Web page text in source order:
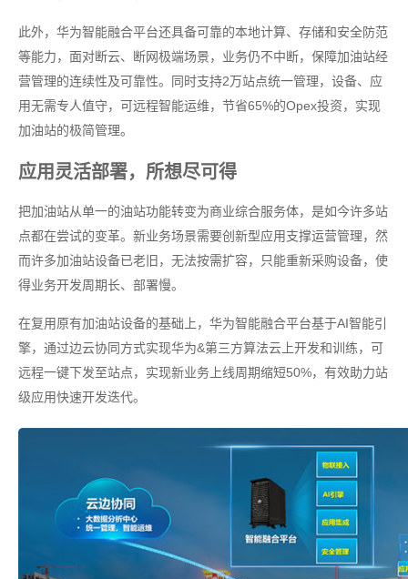
此外，华为智能融合平台还具备可靠的本地计算、存储和安全防范
等能力，面对断云、断网极端场景，业务仍不中断，保障加油站经
营管理的连续性及可靠性。同时支持2万站点统一管理，设备、应
用无需专人值守，可远程智能运维，节省65%的Opex投资，实现
加油站的极简管理。
应用灵活部署，所想尽可得
把加油站从单一的油站功能转变为商业综合服务体，是如今许多站
点都在尝试的变革。新业务场景需要创新型应用支撑运营管理，然
而许多加油站设备已老旧，无法按需扩容，只能重新采购设备，使
得业务开发周期长、部署慢。
在复用原有加油站设备的基础上，华为智能融合平台基于AI智能引
擎，通过边云协同方式实现华为&第三方算法云上开发和训练，可
远程一键下发至站点，实现新业务上线周期缩短50%，有效助力站
级应用快速开发迭代。